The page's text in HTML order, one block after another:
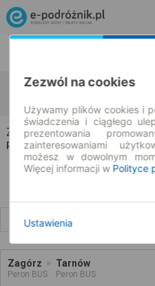
Zagórz Tarnów
Zagórz → Tarnów
Rozkład jazdy i bilety
Zagórz
Peron BUS
Tarnów
Peron BUS
Zezwól na cookies
Używamy plików cookies i
świadczenia i ciągłego
prezentowania
zainteresowaniami
możesz w dowolnym
Więcej informacji w Polityce
Ustawienia